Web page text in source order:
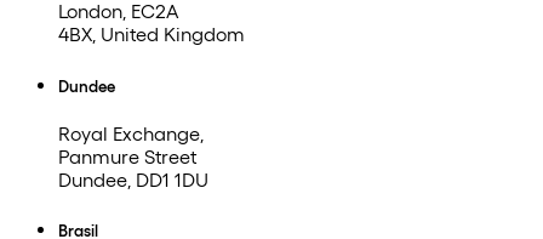
London, EC2A
4BX, United Kingdom
Dundee
Royal Exchange,
Panmure Street
Dundee, DD1 1DU
Brasil